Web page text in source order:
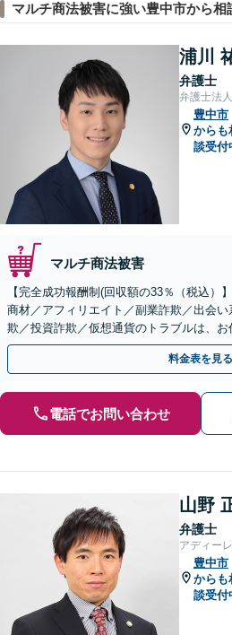
マルチ商法被害に強い豊中市から相
浦川
弁護士
弁護士法
豊中市
からも
談受付
マルチ商法被害
【完全成功報酬制(回収額の33％（税込）
商材／アフィリエイト／副業詐欺／出会
欺／投資詐欺／仮想通貨のトラブルは、
のみで解決も可能！
料金表を見る
電話でお問い合わせ
山野
弁護士
アディー
豊中市
からも
談受付